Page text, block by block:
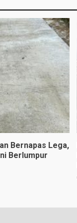
Bernapas Lega,
Berlumpur